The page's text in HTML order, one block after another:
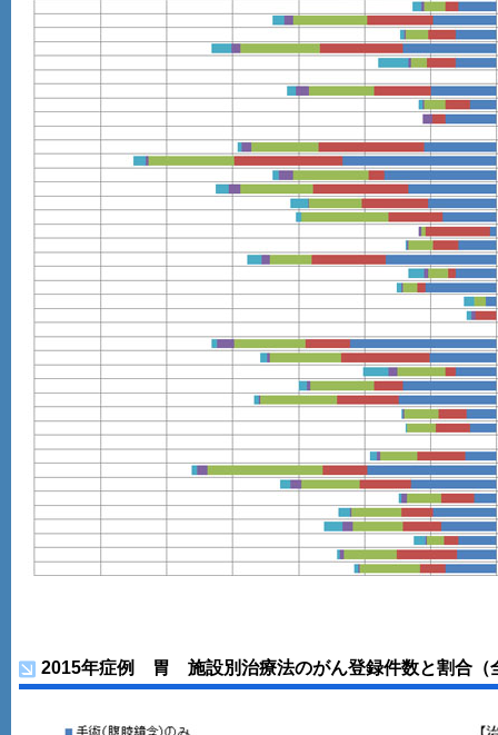
2015年症例 胃 施設別治療法のがん登録件数と割合（